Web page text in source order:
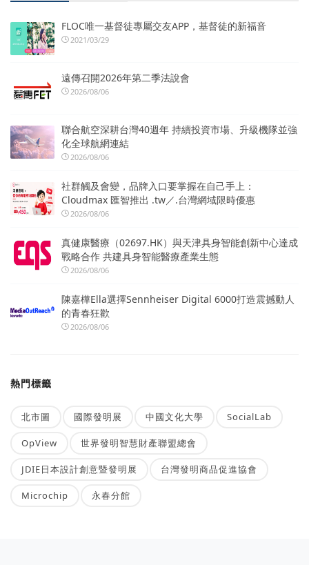
FLOC唯一基督徒專屬交友APP，基督徒的新福音
2021/03/29
遠傳召開2026年第二季法說會
2026/08/06
聯合航空深耕台灣40週年 持續投資市場、升級機隊並強
化全球航網連結
2026/08/06
社群觸及會變，品牌入口要掌握在自己手上：
Cloudmax 匯智推出 .tw／.台灣網域限時優惠
2026/08/06
真健康醫療（02697.HK）與天津具身智能創新中心達成
戰略合作 共建具身智能醫療產業生態
2026/08/06
陳嘉樺Ella選擇Sennheiser Digital 6000打造震撼動人
的青春狂歡
2026/08/06
熱門標籤
北市圖 國際發明展 中國文化大學 SocialLab
OpView 世界發明智慧財產聯盟總會
JDIE日本設計創意暨發明展 台灣發明商品促進協會
Microchip 永春分館